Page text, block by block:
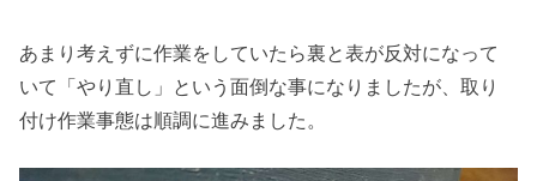
あまり考えずに作業をしていたら裏と表が反対になって
いて「やり直し」という面倒な事になりましたが、取り
付け作業事態は順調に進みました。